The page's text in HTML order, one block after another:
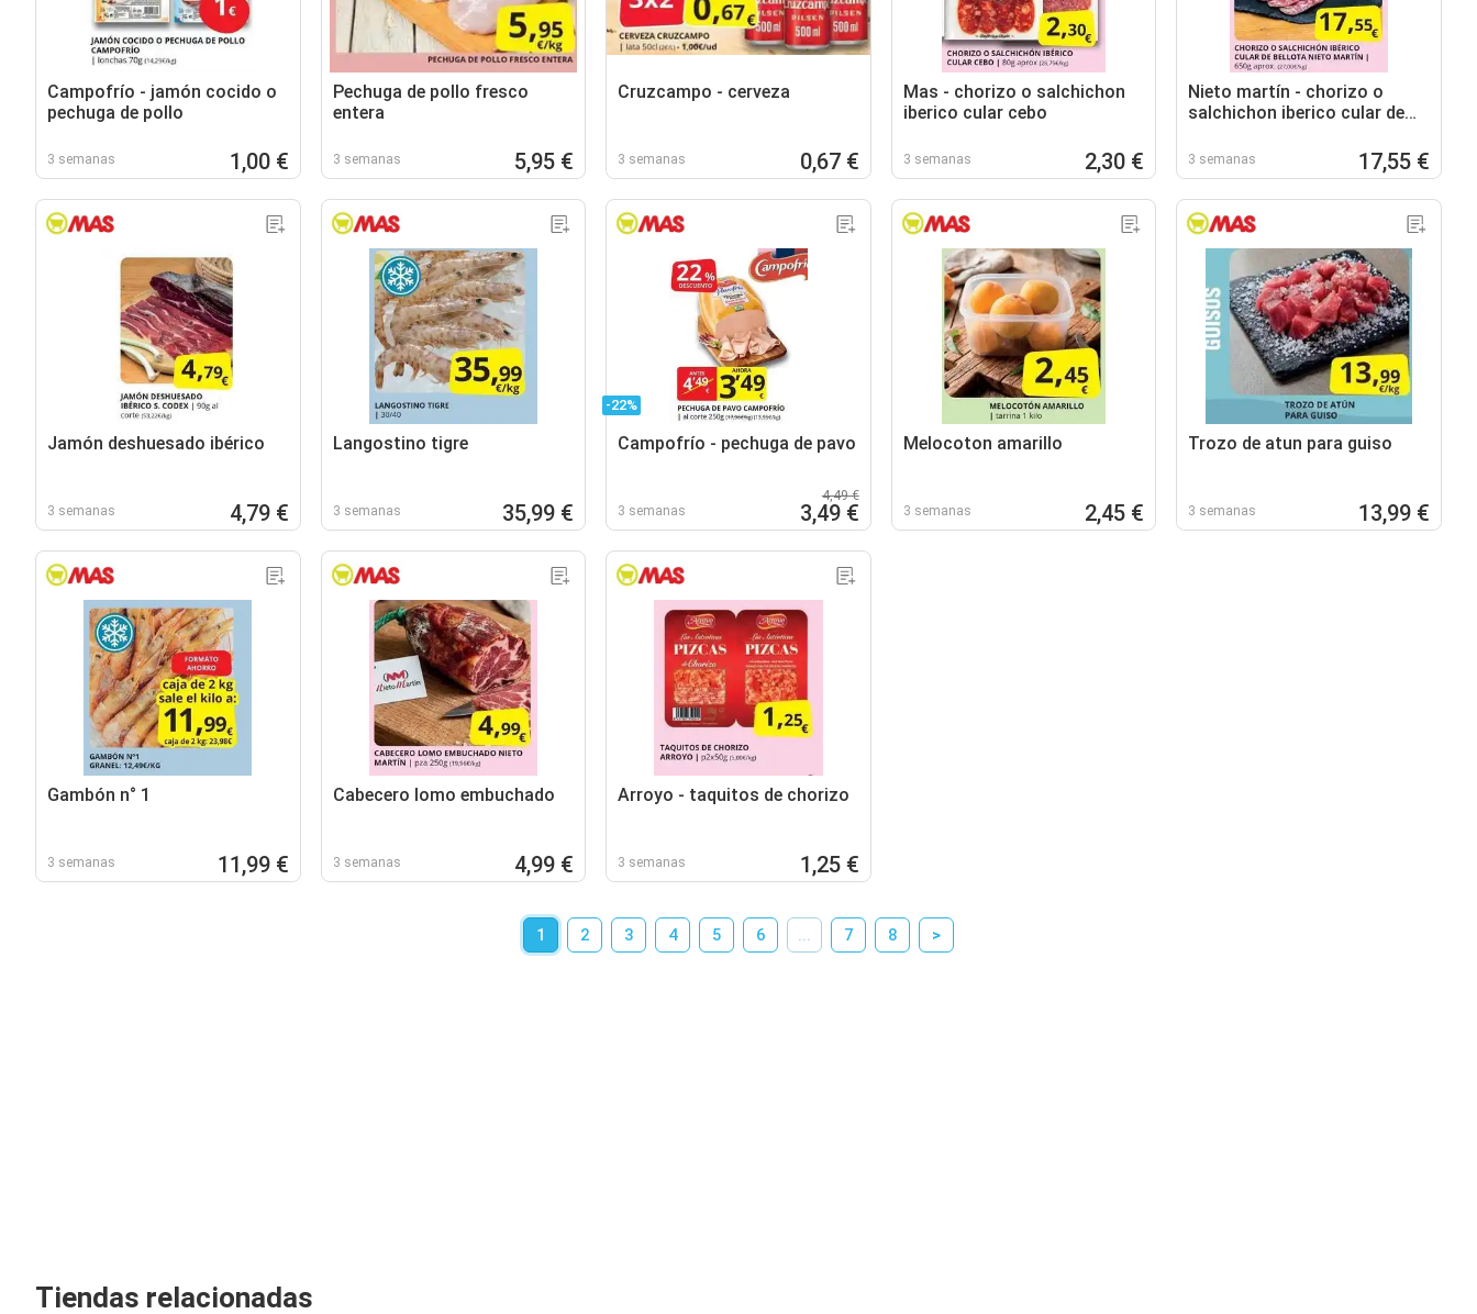
Campofrío - jamón cocido o
pechuga de pollo
3 semanas 1,00 €
Pechuga de pollo fresco
entera
3 semanas 5,95 €
Cruzcampo - cerveza
3 semanas 0,67 €
Mas - chorizo o salchichon
iberico cular cebo
3 semanas 2,30 €
Nieto martín - chorizo o
salchichon iberico cular de
3 semanas 17,55 €
Jamón deshuesado ibérico
3 semanas 4,79 €
Langostino tigre
3 semanas 35,99 €
-22%
Campofrío - pechuga de pavo
3 semanas
4,49 €
3,49 €
Melocoton amarillo
3 semanas 2,45 €
Trozo de atun para guiso
3 semanas 13,99 €
Gambón n° 1
3 semanas 11,99 €
Cabecero lomo embuchado
3 semanas 4,99 €
Arroyo - taquitos de chorizo
3 semanas 1,25 €
1 2 3 4 5 6 ... 7 8 >
Tiendas relacionadas